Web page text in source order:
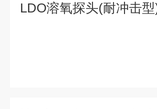
LDO溶氧探头(耐冲击